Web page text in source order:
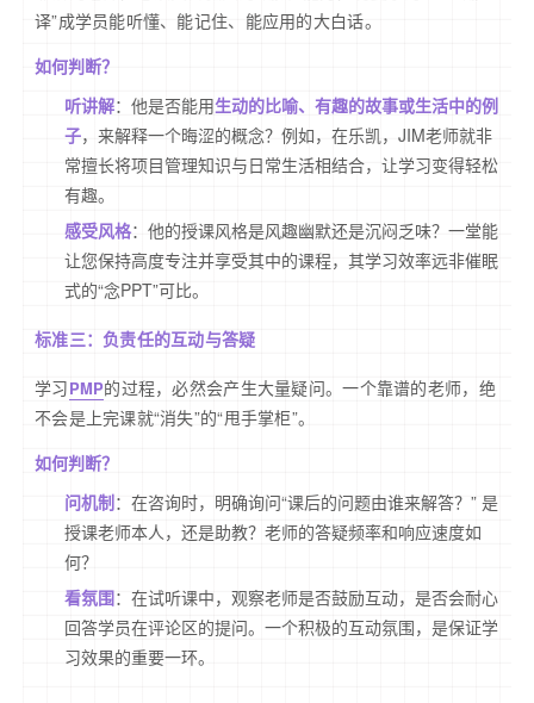
译”成学员能听懂、能记住、能应用的大白话。
如何判断？
听讲解：他是否能用生动的比喻、有趣的故事或生活中的例
子，来解释一个晦涩的概念？例如，在乐凯，JIM老师就非
常擅长将项目管理知识与日常生活相结合，让学习变得轻松
有趣。
感受风格：他的授课风格是风趣幽默还是沉闷乏味？一堂能
让您保持高度专注并享受其中的课程，其学习效率远非催眠
式的“念PPT”可比。
标准三：负责任的互动与答疑
学习PMP的过程，必然会产生大量疑问。一个靠谱的老师，绝
不会是上完课就“消失”的“甩手掌柜”。
如何判断？
问机制：在咨询时，明确询问“课后的问题由谁来解答？” 是
授课老师本人，还是助教？老师的答疑频率和响应速度如
何？
看氛围：在试听课中，观察老师是否鼓励互动，是否会耐心
回答学员在评论区的提问。一个积极的互动氛围，是保证学
习效果的重要一环。